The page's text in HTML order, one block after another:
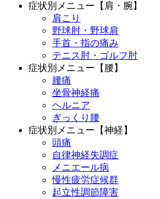
症状別メニュー【肩・腕】
肩こり
野球肘・野球肩
手首・指の痛み
テニス肘・ゴルフ肘
症状別メニュー【腰】
腰痛
坐骨神経痛
ヘルニア
ぎっくり腰
症状別メニュー【神経】
頭痛
自律神経失調症
メニエール病
慢性疲労症候群
起立性調節障害